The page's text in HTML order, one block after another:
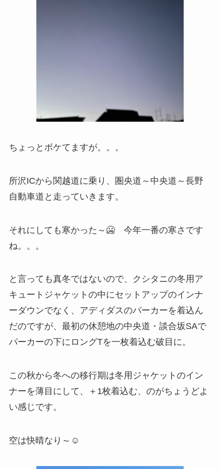
ちょっとボケてますが。。。
所沢ICから関越道に乗り、圏央道～中央道～長野
自動車道と走っていきます。
それにしても寒かった～🥶 今年一番の寒さです
ね。。。
と言っても真冬ではないので、クシタニの冬用ア
キュートジャケットの中にセットアップのインナ
ーダウンでなく、アディダスのパーカーを着込ん
だのですが、最初の休憩地の中央道・談合坂SAで
パーカーの下にロングTを一枚着込む破目に。
この秋から冬への移行期は冬用ジャケットのイン
ナーを薄目にして、＋1枚着込む、のがちょうどよ
い感じです。
空は快晴なり～☺